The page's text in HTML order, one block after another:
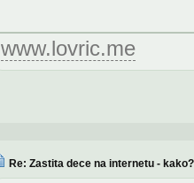
www.lovric.me
Re: Zastita dece na internetu - kako?